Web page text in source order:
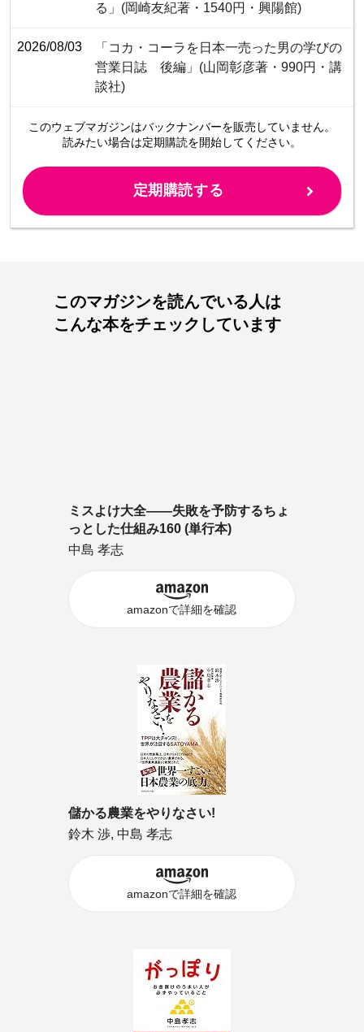
る」(岡崎友紀著・1540円・興陽館)
2026/08/03
「コカ・コーラを日本一売った男の学びの
営業日誌 後編」(山岡彰彦著・990円・講
談社)
このウェブマガジンはバックナンバーを販売していません。
読みたい場合は定期購読を開始してください。
定期購読する
このマガジンを読んでいる人は
こんな本をチェックしています
ミスよけ大全――失敗を予防するちょ
っとした仕組み160 (単行本)
中島 孝志
amazonで詳細を確認
儲かる農業をやりなさい!
鈴木 渉, 中島 孝志
amazonで詳細を確認